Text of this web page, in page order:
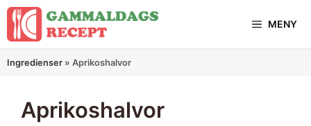
Hoppa
innehåll
MENY
Ingredienser » Aprikoshalvor
Aprikoshalvor